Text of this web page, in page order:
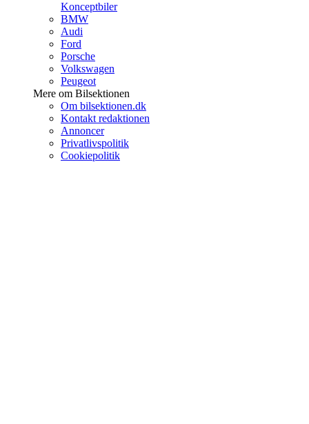
Konceptbiler
BMW
Audi
Ford
Porsche
Volkswagen
Peugeot
Mere om Bilsektionen
Om bilsektionen.dk
Kontakt redaktionen
Annoncer
Privatlivspolitik
Cookiepolitik